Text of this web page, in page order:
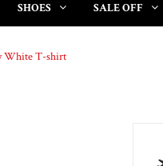
SHOES SALE OFF
White T-shirt